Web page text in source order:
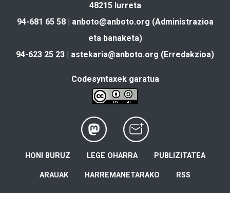
48215 Iurreta
94-681 65 58 | anboto@anboto.org (Administrazioa
eta banaketa)
94-623 25 23 | astekaria@anboto.org (Erredakzioa)
Codesyntaxek garatua
HONI BURUZ LEGE OHARRA PUBLIZITATEA
ARAUAK HARREMANETARAKO RSS